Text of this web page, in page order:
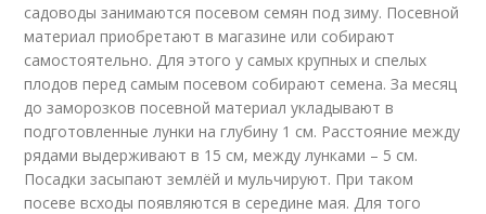
садоводы занимаются посевом семян под зиму. Посевной
материал приобретают в магазине или собирают
самостоятельно. Для этого у самых крупных и спелых
плодов перед самым посевом собирают семена. За месяц
до заморозков посевной материал укладывают в
подготовленные лунки на глубину 1 см. Расстояние между
рядами выдерживают в 15 см, между лунками – 5 см.
Посадки засыпают землёй и мульчируют. При таком
посеве всходы появляются в середине мая. Для того